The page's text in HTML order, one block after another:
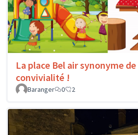
La place Bel air synonyme de
convivialité !
Baranger
0 2